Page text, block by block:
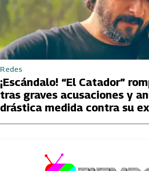
Redes
¡Escándalo! “El Catador”
tras graves acusaciones y
drástica medida contra su